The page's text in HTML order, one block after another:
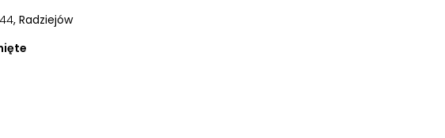
44, Radziejów